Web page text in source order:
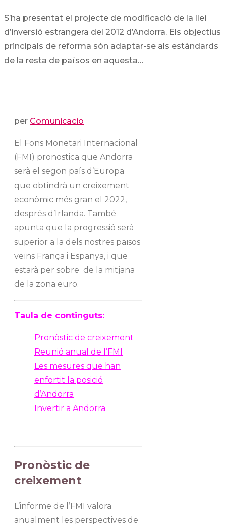
S’ha presentat el projecte de modificació de la llei
d’inversió estrangera del 2012 d’Andorra. Els objectius
principals de reforma són adaptar-se als estàndards
de la resta de països en aquesta…
per Comunicacio
El Fons Monetari Internacional
(FMI) pronostica que Andorra
serà el segon país d’Europa
que obtindrà un creixement
econòmic més gran el 2022,
després d’Irlanda. També
apunta que la progressió serà
superior a la dels nostres països
veïns França i Espanya, i que
estarà per sobre de la mitjana
de la zona euro.
Taula de continguts:
Pronòstic de creixement
Reunió anual de l’FMI
Les mesures que han
enfortit la posició
d’Andorra
Invertir a Andorra
Pronòstic de
creixement
L’informe de l’FMI valora
anualment les perspectives de